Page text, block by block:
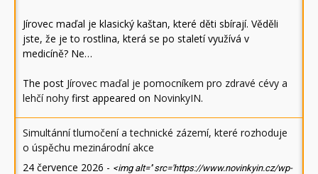
Jírovec maďal je klasický kaštan, které děti sbírají. Věděli
jste, že je to rostlina, která se po staletí využívá v
medicíně? Ne…
The post Jírovec maďal je pomocníkem pro zdravé cévy a
lehčí nohy first appeared on NovinkyIN.
Simultánní tlumočení a technické zázemí, které rozhoduje
o úspěchu mezinárodní akce
24 července 2026 - <img alt='' src='https://www.novinkyin.cz/wp-